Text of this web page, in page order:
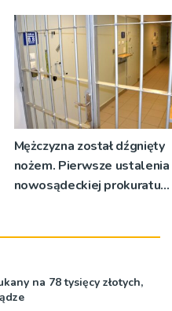
Mężczyzna został dźgnięty
nożem. Pierwsze ustalenia
nowosądeckiej prokuratury
na 78 tysięcy złotych,